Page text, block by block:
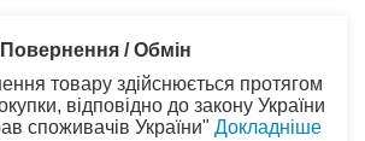
Повернення / Обмін
товару здійснюється протягом
відповідно до закону України
споживачів України" Докладніше